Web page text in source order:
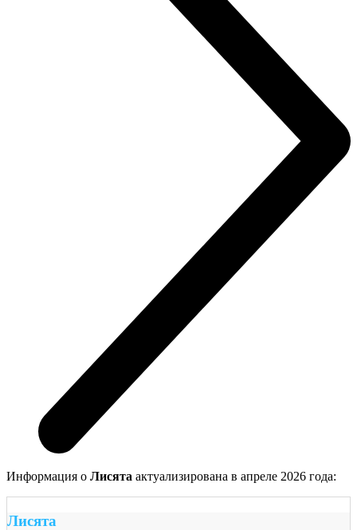
Информация о Лисята актуализирована в апреле 2026 года:
Лисята